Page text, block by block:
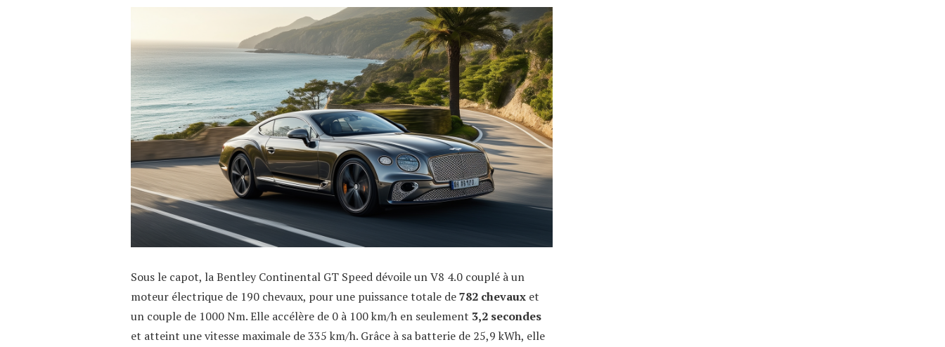
Sous le capot, la Bentley Continental GT Speed dévoile un V8 4.0 couplé à un
moteur électrique de 190 chevaux, pour une puissance totale de782 chevaux et
un couple de 1000 Nm. Elle accélère de 0 à 100 km/h en seulement 3,2 secondes
et atteint une vitesse maximale de 335 km/h. Grâce à sa batterie de 25,9 kWh, elle